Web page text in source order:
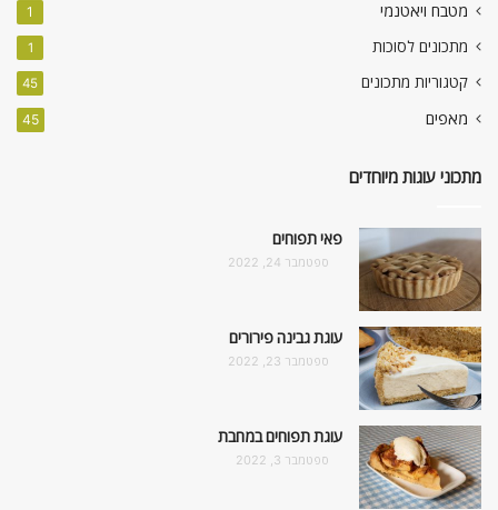
מטבח ויאטנמי 1
מתכונים לסוכות 1
קטגוריות מתכונים 45
מאפים 45
מתכוני עוגות מיוחדים
פאי תפוחים
ספטמבר 24, 2022
עוגת גבינה פירורים
ספטמבר 23, 2022
עוגת תפוחים במחבת
ספטמבר 3, 2022